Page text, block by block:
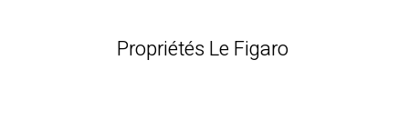
Propriétés Le Figaro